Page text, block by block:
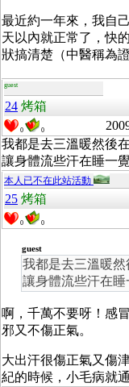
最近約一年來，我自
天以內就正常了，快
狀搞清楚（中醫稱為
guest
24 烤箱
0 0
我都是去三溫暖然後
讓身體流些汗在睡一
本人已不在此站活動
25 烤箱
0 0
guest
我都是去三溫暖
讓身體流些汗在睡
啊，千萬不要呀！感
邪又不傷正氣。
大出汗很傷正氣又傷
紀的時候，小毛病就